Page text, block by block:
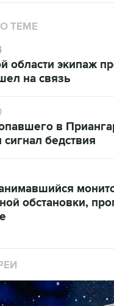
ТЕМЕ
области экипаж
на связь
в
бедствия
обстановки,